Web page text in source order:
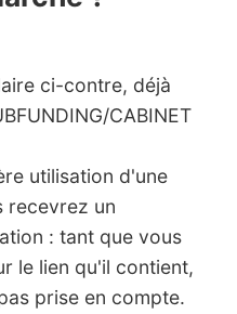
ci-contre, déjà
CABINET
utilisation d'une
recevrez un
: tant que vous
le lien qu'il contient,
prise en compte.